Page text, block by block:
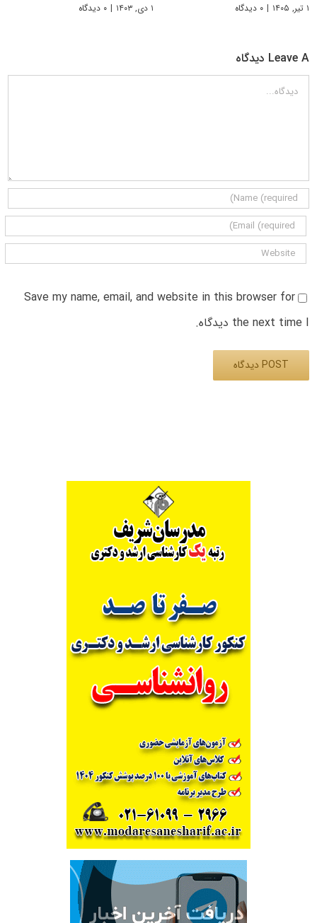
۱ تیر, ۱۴۰۵ | ۰ دیدگاه ۱ دی, ۱۴۰۳ | ۰ دیدگاه
Leave A دیدگاه
دیدگاه
Save my name, email, and website in this browser for
the next time I دیدگاه.